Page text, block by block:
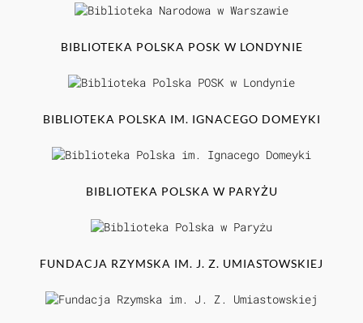
BIBLIOTEKA POLSKA POSK W LONDYNIE
BIBLIOTEKA POLSKA IM. IGNACEGO DOMEYKI
BIBLIOTEKA POLSKA W PARYŻU
FUNDACJA RZYMSKA IM. J. Z. UMIASTOWSKIEJ